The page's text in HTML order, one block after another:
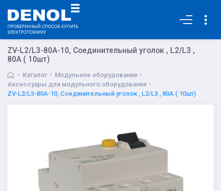
ZV-L2/L3-80A-10, Соединительный уголок , L2/L3 ,
80А ( 10шт)
Каталог
Модульное оборудование
Аксессуары для модульного оборудования
ZV-L2/L3-80A-10, Соединительный уголок , L2/L3 , 80А ( 10шт)